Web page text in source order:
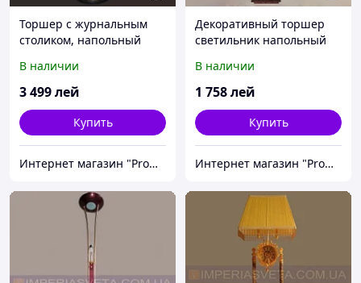
Торшер с журнальным
столиком, напольный
дополнительной
подсветкой основания
В наличии
3 499лей
Купить
Интернет магазин "Promtovari"
Декоративный торшер
светильник напольный
MMD-432436
В наличии
1 758лей
Купить
Интернет магазин "Promtovari"